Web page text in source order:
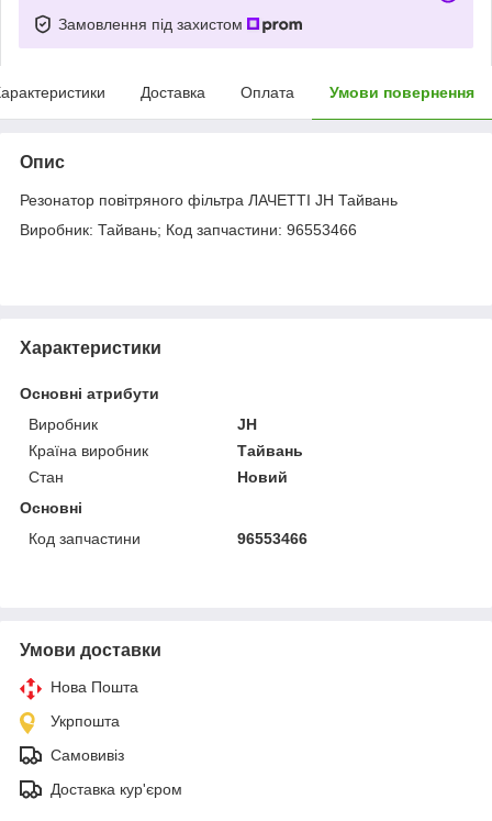
Замовлення під захистом
Доставка Оплата Умови повернення
Опис
Резонатор повітряного фільтра ЛАЧЕТТІ JH Тайвань
Виробник: Тайвань; Код запчастини: 96553466
Характеристики
Основні атрибути
Виробник
JH
Країна виробник
Тайвань
Стан
Новий
Основні
Код запчастини
96553466
Умови доставки
Нова Пошта
Укрпошта
Самовивіз
Доставка кур'єром